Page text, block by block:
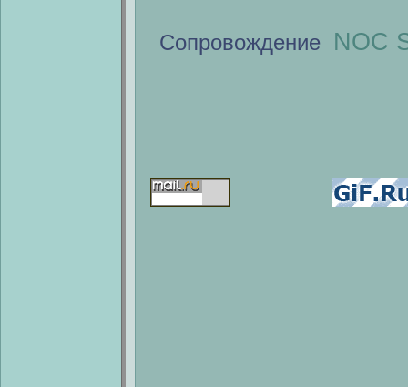
Сопровождение NOC